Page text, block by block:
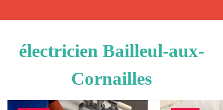
électricien Bailleul-aux-
Cornailles